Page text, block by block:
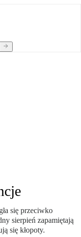
się przeciwko
sierpień zapamiętają
się kłopoty.